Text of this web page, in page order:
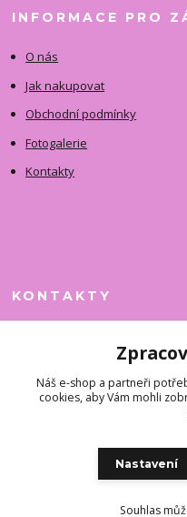
INFORMACE PRO
O nás
Jak nakupovat
Obchodní podmínky
Fotogalerie
Kontakty
KONTAKTY
+420 731 390 323
Náš e-shop a partneři
cookies, aby Vám mohli
Nastavení
Souhlas